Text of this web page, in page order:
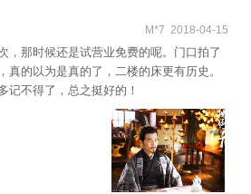
M*7 2018-04-15
，那时候还是试营业免费的呢。门口拍了
真的以为是真的了，二楼的床更有历史。
记不得了，总之挺好的！